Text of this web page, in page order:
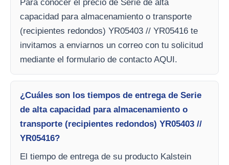
Para conocer el precio de Serie de alta
capacidad para almacenamiento o transporte
(recipientes redondos) YR05403 // YR05416 te
invitamos a enviarnos un correo con tu solicitud
mediante el formulario de contacto AQUI.
¿Cuáles son los tiempos de entrega de Serie
de alta capacidad para almacenamiento o
transporte (recipientes redondos) YR05403 //
YR05416?
El tiempo de entrega de su producto Kalstein